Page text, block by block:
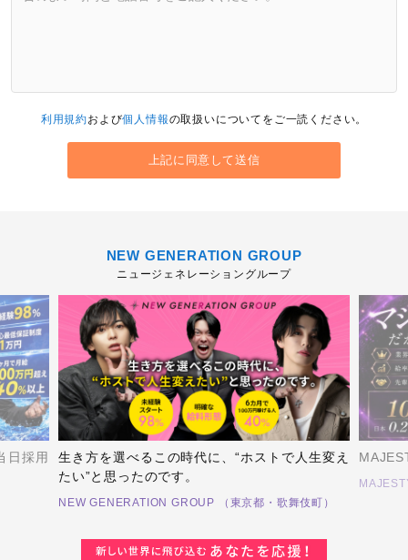
利用規約および個人情報の取扱いについてをご一読ください。
NEW GENERATION GROUP
ニュージェネレーショングループ
日採用
生き方を選べるこの時代に、“ホストで人生変え
たい”と思ったのです。
NEW GENERATION GROUP （東京都・歌舞伎町）